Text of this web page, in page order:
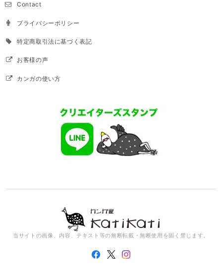
Contact
プライバシーポリシー
特定商取引法に基づく表記
お客様の声
カンガの使い方
当サイトの画像、内容、テキスト等の無断転載・無断使用を固く禁じます。